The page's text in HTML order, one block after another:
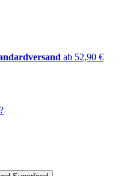
ab 52,90 €